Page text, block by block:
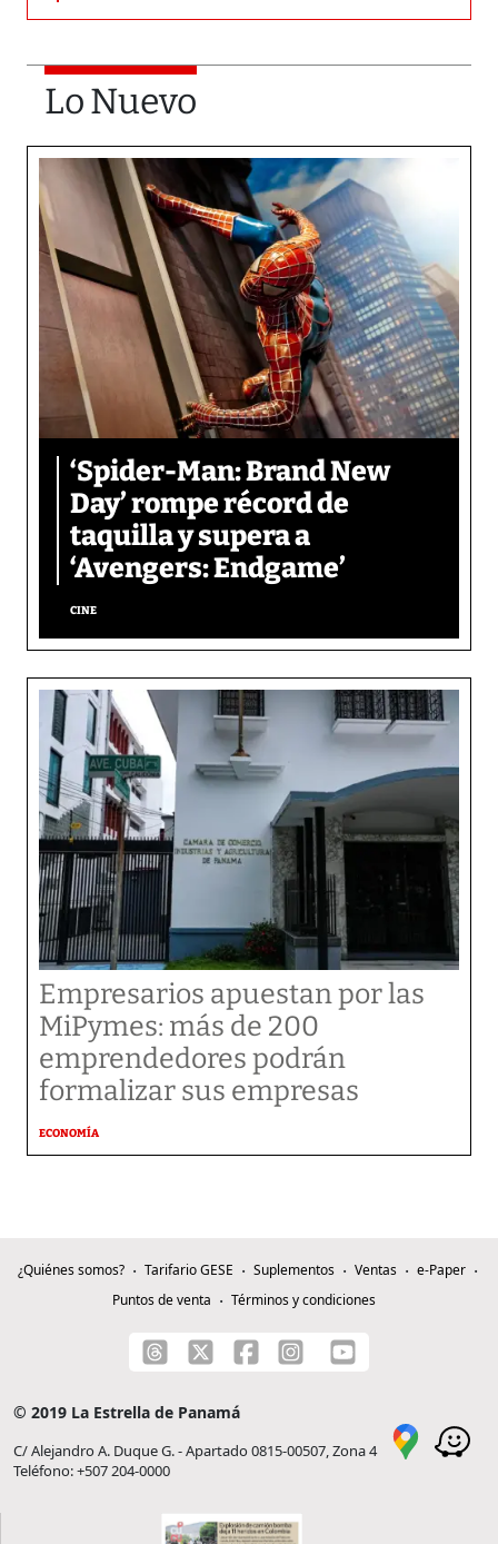
Lo Nuevo
‘Spider-Man: Brand New
Day’ rompe récord de
taquilla y supera a
‘Avengers: Endgame’
CINE
Empresarios apuestan por las
MiPymes: más de 200
emprendedores podrán
formalizar sus empresas
ECONOMÍA
¿Quiénes somos? Tarifario GESE Suplementos Ventas
e-Paper
Puntos de venta
Términos y condiciones
© 2019 La Estrella de Panamá
C/ Alejandro A. Duque G. - Apartado 0815-00507, Zona 4
Teléfono: +507 204-0000